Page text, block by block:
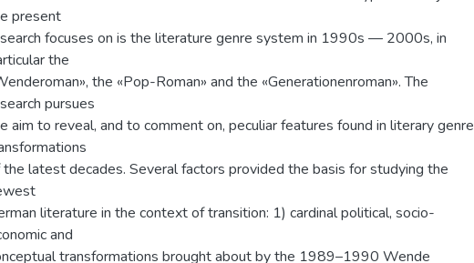
present
focuses on is the literature genre system in 1990s — 2000s, in
the
the «Pop-Roman» and the «Generationenroman». The
pursues
aim to reveal, and to comment on, peculiar features found in literary genre
latest decades. Several factors provided the basis for studying the
literature in the context of transition: 1) cardinal political, socio-
and
transformations brought about by the 1989–1990 Wende